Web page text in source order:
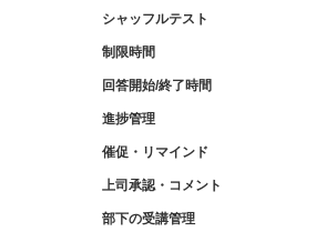
シャッフルテスト
制限時間
回答開始/終了時間
進捗管理
催促・リマインド
上司承認・コメント
部下の受講管理